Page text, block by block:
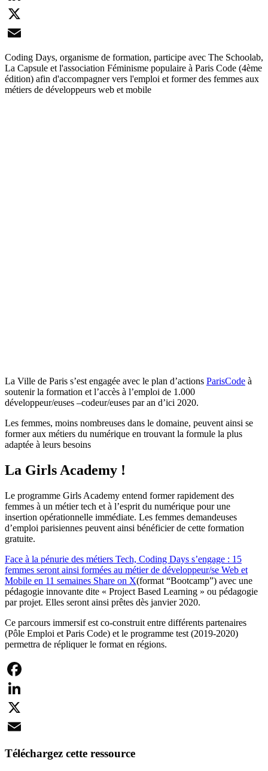
LinkedIn
X
Email
Coding Days, organisme de formation, participe avec The Schoolab,
La Capsule et l'association Féminisme populaire à Paris Code (4ème
édition) afin d'accompagner vers l'emploi et former des femmes aux
métiers de développeurs web et mobile
La Ville de Paris s’est engagée avec le plan d’actions ParisCode à
soutenir la formation et l’accès à l’emploi de 1.000
développeur/euses –codeur/euses par an d’ici 2020.
Les femmes, moins nombreuses dans le domaine, peuvent ainsi se
former aux métiers du numérique en trouvant la formule la plus
adaptée à leurs besoins
La Girls Academy !
Le programme Girls Academy entend former rapidement des
femmes à un métier tech et à l’esprit du numérique pour une
insertion opérationnelle immédiate. Les femmes demandeuses
d’emploi parisiennes peuvent ainsi bénéficier de cette formation
gratuite.
Face à la pénurie des métiers Tech, Coding Days s’engage : 15
femmes seront ainsi formées au métier de développeur/se Web et
Mobile en 11 semaines Share on X(format “Bootcamp”) avec une
pédagogie innovante dite « Project Based Learning » ou pédagogie
par projet. Elles seront ainsi prêtes dès janvier 2020.
Ce parcours immersif est co-construit entre différents partenaires
(Pôle Emploi et Paris Code) et le programme test (2019-2020)
permettra de répliquer le format en régions.
Facebook
LinkedIn
X
Téléchargez cette ressource